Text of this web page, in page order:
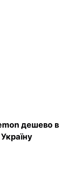
дешево в